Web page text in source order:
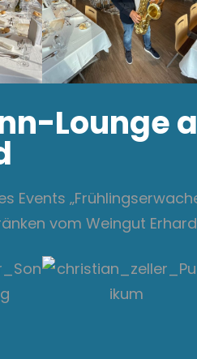
Lounge
Events
vom Weingut